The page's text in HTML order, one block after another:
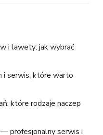
i lawety: jak wybrać
i serwis, które warto
które rodzaje naczep
profesjonalny serwis i